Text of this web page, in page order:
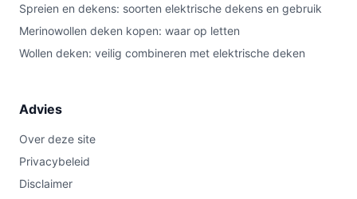
Spreien en dekens: soorten elektrische dekens en gebruik
Merinowollen deken kopen: waar op letten
Wollen deken: veilig combineren met elektrische deken
Advies
Over deze site
Privacybeleid
Disclaimer